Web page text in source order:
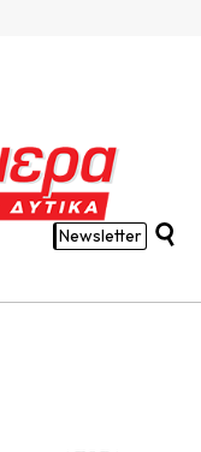
Newsletter